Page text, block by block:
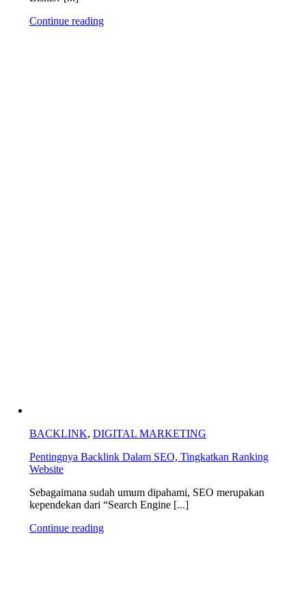
Continue reading
BACKLINK, DIGITAL MARKETING
Pentingnya Backlink Dalam SEO, Tingkatkan Ranking
Website
Sebagaimana sudah umum dipahami, SEO merupakan
kependekan dari “Search Engine [...]
Continue reading